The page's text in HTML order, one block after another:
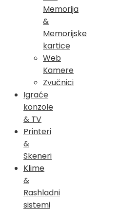
Memorija
&
Memorijske
kartice
Web
Kamere
Zvučnici
Igraće
konzole
& TV
Printeri
&
Skeneri
Klime
&
Rashladni
sistemi